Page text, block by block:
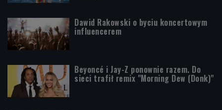
Dawid Rakowski o byciu koncertowym
influencerem
Beyoncé i Jay-Z ponownie razem. Do
sieci trafił remix "Morning Dew (Donk)"